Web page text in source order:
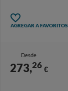
AGREGAR A FAVORITOS
Desde
273,26 €